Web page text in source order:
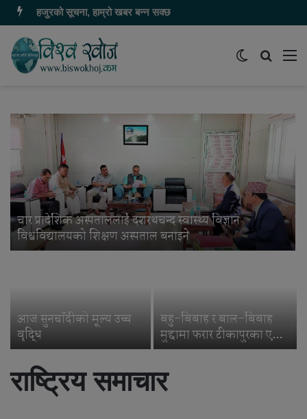
हजुरको सूचना, हाम्रो खबर बन्न सक्छ
समाचार
Switch
चार प्रादेशिक अस्पताललाई दशरथचन्द स्वास्थ्य विज्ञान
विश्वविद्यालयको शिक्षण अस्पताल बनाइने
आज सुनचाँदीको मूल्य उच्च
वृद्धि
बहु–बिबाह र बाल–बिबाह
मुद्दामा फरार टीकापुरका एक
जना पक्राउ
राष्ट्रिय समाचार